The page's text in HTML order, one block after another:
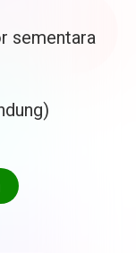
sementara